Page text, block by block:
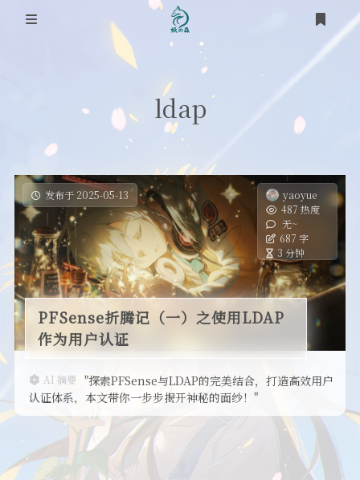
虚拟化
踩坑之路
SEO
工具类
开发记录
美化
道友
时光轴
关于
RSS
ldap
发布于 2025-05-13
yaoyue
487 热度
无~
687 字
3 分钟
PFSense折腾记（一）之使用LDAP
作为用户认证
AI 摘要 "探索PFSense与LDAP的完美结合，打造高效用户
认证体系，本文带你一步步揭开神秘的面纱！"